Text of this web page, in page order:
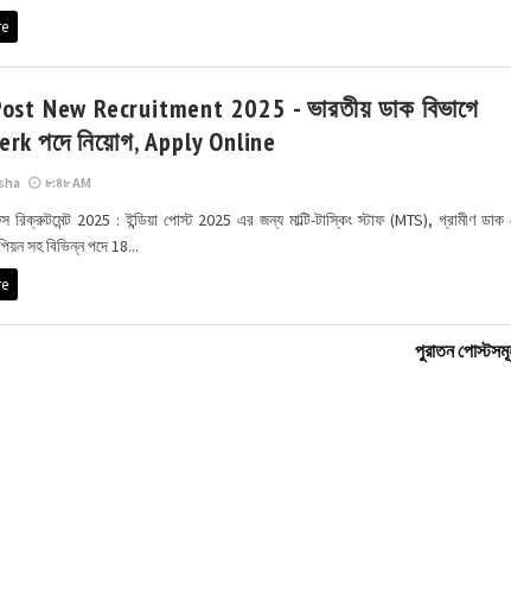
New Recruitment 2025 - ভারতীয় ডাক বিভাগে
পদে নিয়োগ, Apply Online
৮:৪৮ AM
রিক্রুটমেন্ট 2025 : ইন্ডিয়া পোস্ট 2025 এর জন্য মাল্টি-টাস্কিং স্টাফ (MTS), গ্রামীণ ডাক
সহ বিভিন্ন পদে 18...
পুরাতন